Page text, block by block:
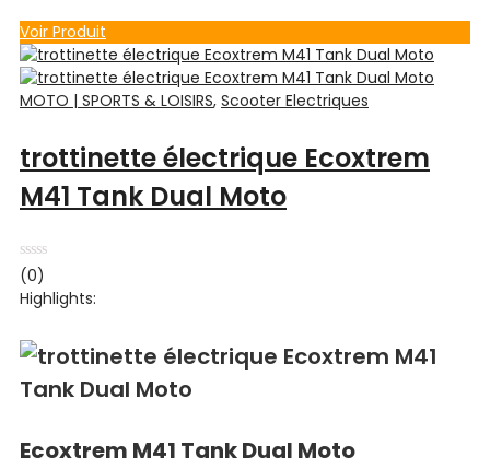
Voir Produit
MOTO | SPORTS & LOISIRS, Scooter Electriques
trottinette électrique Ecoxtrem
M41 Tank Dual Moto
Note
0
sur
(0)
Highlights:
Ecoxtrem M41 Tank Dual Moto